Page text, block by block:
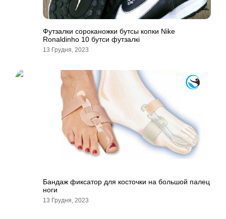
Футзалки сороканожки бутсы копки Nike
Ronaldinho 10 бутси футзалкi
13 Грудня, 2023
Бандаж фиксатор для косточки на большой палец
ноги
13 Грудня, 2023